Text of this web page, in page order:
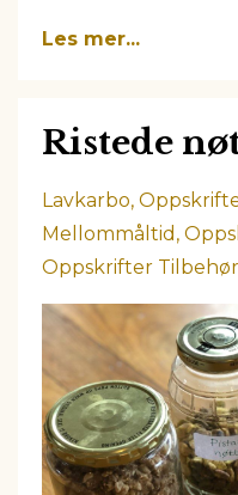
Les mer...
Ristede
Lavkarbo
Mellommåltid
Oppskrifter Tilbehør